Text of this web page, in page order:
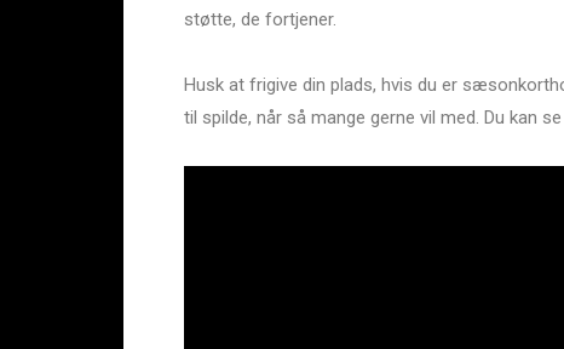
støtte, de fortjener.
Husk at frigive din plads, hvis du er
til spilde, når så mange gerne vil med. Du kan